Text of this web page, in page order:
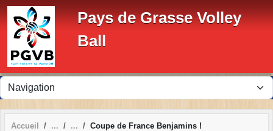
Pays de Grasse Volley
Ball
Accueil Coupe de France Benjamins !
Panneau de gestion des cookies